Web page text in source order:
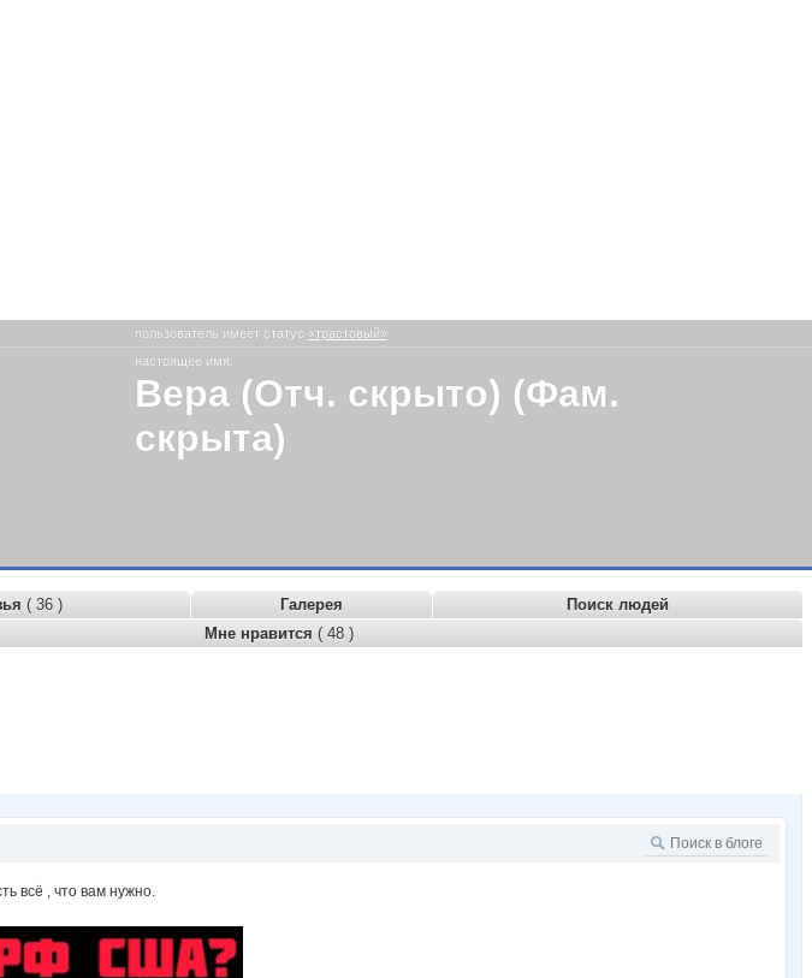
пользователь имеет статус «трастовый»
настоящее имя:
Вера (Отч. скрыто) (Фам.
скрыта)
( 36 ) Галерея
Поиск людей
Мне нравится ( 48 )
всё , что вам нужно.